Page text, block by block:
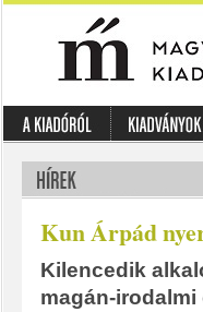
Kun Árpád
Kilencedik
magán-irodalmi